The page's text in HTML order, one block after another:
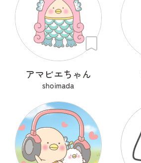
アマビエちゃん
shoimada